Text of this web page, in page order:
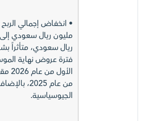
ريال سعودي، متأثراً
فترة عروض نهاية
من عام 2025،
الجيوسياسية.